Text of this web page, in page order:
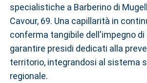
specialistiche a Barberino di
Cavour, 69. Una capillarità in
conferma tangibile dell'impegno di
garantire presidi dedicati alla
territorio, integrandosi al sistema
regionale.